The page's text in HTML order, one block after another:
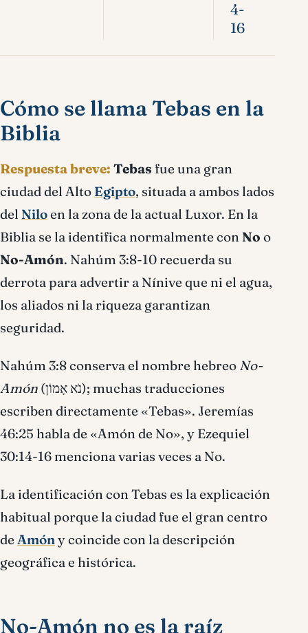
4-
16
Cómo se llama Tebas en la
Biblia
Respuesta breve: Tebas fue una gran
ciudad del Alto Egipto, situada a ambos lados
del Niloen la zona de la actual Luxor. En la
Biblia se la identifica normalmente con No o
No-Amón. Nahúm 3:8-10 recuerda su
derrota para advertir a Nínive que ni el agua,
los aliados ni la riqueza garantizan
seguridad.
Nahúm 3:8 conserva el nombre hebreo No-
Amón (נֹא אָמוֹן); muchas traducciones
escriben directamente «Tebas». Jeremías
46:25 habla de «Amón de No», y Ezequiel
30:14-16 menciona varias veces a No.
La identificación con Tebas es la explicación
habitual porque la ciudad fue el gran centro
de Amóny coincide con la descripción
geográfica e histórica.
No-Amón no es la raíz